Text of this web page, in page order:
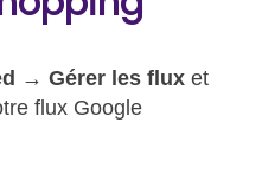
→ Gérer les flux et
flux Google